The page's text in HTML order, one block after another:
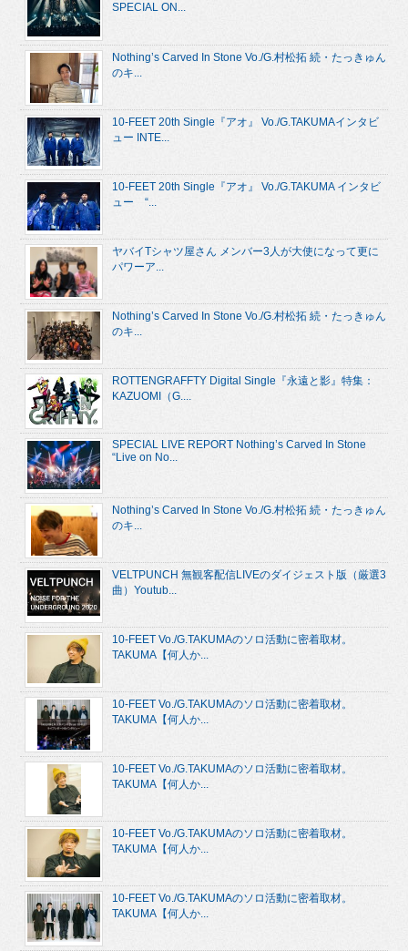
SPECIAL ON...
Nothing’s Carved In Stone Vo./G.村松拓 続・たっきゅん
のキ...
10-FEET 20th Single『アオ』 Vo./G.TAKUMAインタビ
ュー INTE...
10-FEET 20th Single『アオ』 Vo./G.TAKUMA インタビ
ュー “...
ヤバイTシャツ屋さん メンバー3人が大使になって更に
パワーア...
Nothing’s Carved In Stone Vo./G.村松拓 続・たっきゅん
のキ...
ROTTENGRAFFTY Digital Single『永遠と影』特集：
KAZUOMI（G....
SPECIAL LIVE REPORT Nothing’s Carved In Stone
“Live on No...
Nothing’s Carved In Stone Vo./G.村松拓 続・たっきゅん
のキ...
VELTPUNCH 無観客配信LIVEのダイジェスト版（厳選3
曲）Youtub...
10-FEET Vo./G.TAKUMAのソロ活動に密着取材。
TAKUMA【何人か...
10-FEET Vo./G.TAKUMAのソロ活動に密着取材。
TAKUMA【何人か...
10-FEET Vo./G.TAKUMAのソロ活動に密着取材。
TAKUMA【何人か...
10-FEET Vo./G.TAKUMAのソロ活動に密着取材。
TAKUMA【何人か...
10-FEET Vo./G.TAKUMAのソロ活動に密着取材。
TAKUMA【何人か...